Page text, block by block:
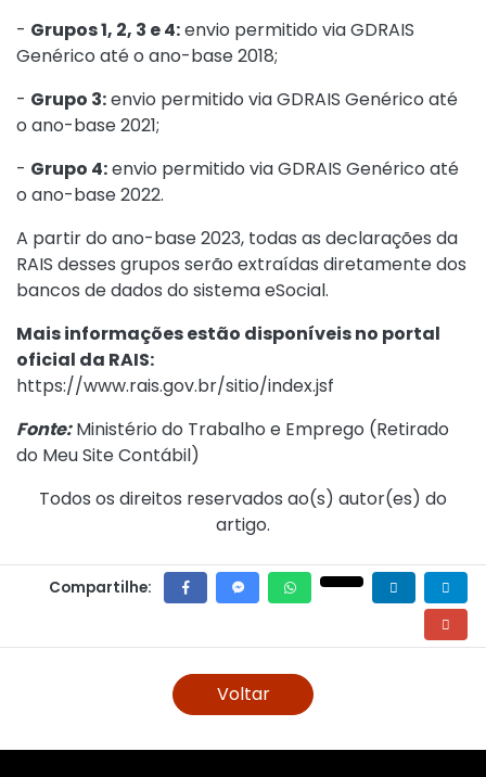
- Grupos 1, 2, 3 e 4:envio permitido via GDRAIS
Genérico até o ano-base 2018;
- Grupo 3:envio permitido via GDRAIS Genérico até
o ano-base 2021;
- Grupo 4:envio permitido via GDRAIS Genérico até
o ano-base 2022.
A partir do ano-base 2023, todas as declarações da
RAIS desses grupos serão extraídas diretamente dos
bancos de dados do sistema eSocial.
Mais informações estão disponíveis no portal
oficial da RAIS:
https://www.rais.gov.br/sitio/index.jsf
Fonte:Ministério do Trabalho e Emprego (Retirado
do Meu Site Contábil)
Todos os direitos reservados ao(s) autor(es) do
artigo.
Compartilhe:
Voltar